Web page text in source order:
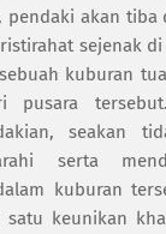
pendaki akan tiba
sejenak
kuburan
pusara
seakan
serta
kuburan
keunikan